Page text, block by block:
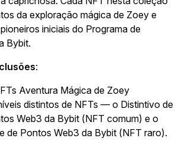
da exploração mágica de Zoey e
iniciais do Programa de
Bybit.
:
Aventura Mágica de Zoey
distintos de NFTs — o Distintivo de
Web3 da Bybit (NFT comum) e o
de Pontos Web3 da Bybit (NFT raro).